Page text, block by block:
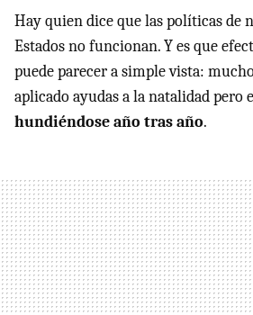
Hay quien dice que las políticas de
Estados no funcionan. Y es que
puede parecer a simple vista:
aplicado ayudas a la natalidad pero
hundiéndose año tras año.